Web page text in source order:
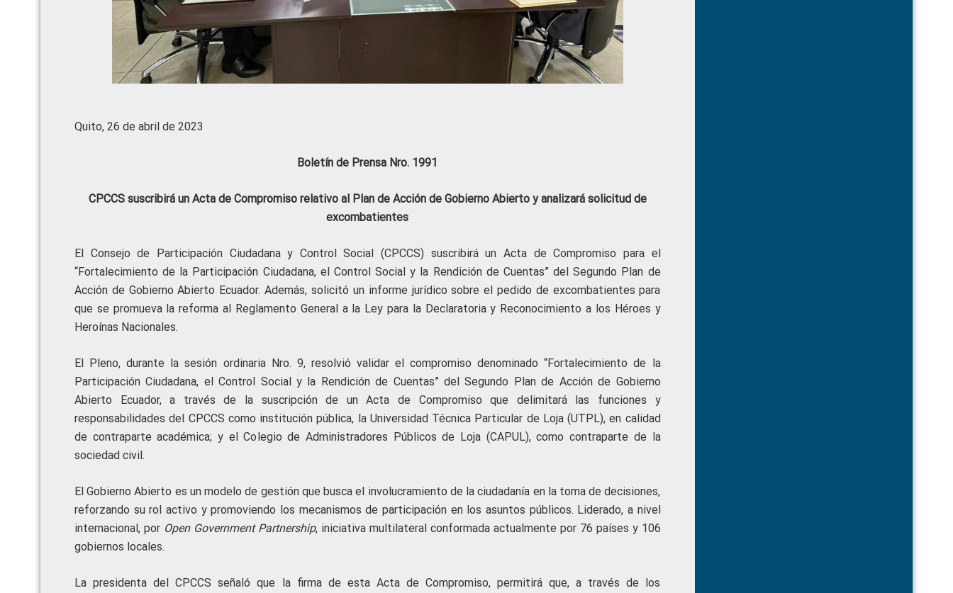
Quito, 26 de abril de 2023
Boletín de Prensa Nro. 1991
CPCCS suscribirá un Acta de Compromiso relativo al Plan de Acción de Gobierno Abierto y analizará solicitud de
excombatientes
El Consejo de Participación Ciudadana y Control Social (CPCCS) suscribirá un Acta de Compromiso para el
“Fortalecimiento de la Participación Ciudadana, el Control Social y la Rendición de Cuentas” del Segundo Plan de
Acción de Gobierno Abierto Ecuador. Además, solicitó un informe jurídico sobre el pedido de excombatientes para
que se promueva la reforma al Reglamento General a la Ley para la Declaratoria y Reconocimiento a los Héroes y
Heroínas Nacionales.
El Pleno, durante la sesión ordinaria Nro. 9, resolvió validar el compromiso denominado “Fortalecimiento de la
Participación Ciudadana, el Control Social y la Rendición de Cuentas” del Segundo Plan de Acción de Gobierno
Abierto Ecuador, a través de la suscripción de un Acta de Compromiso que delimitará las funciones y
responsabilidades del CPCCS como institución pública, la Universidad Técnica Particular de Loja (UTPL), en calidad
de contraparte académica; y el Colegio de Administradores Públicos de Loja (CAPUL), como contraparte de la
sociedad civil.
El Gobierno Abierto es un modelo de gestión que busca el involucramiento de la ciudadanía en la toma de decisiones,
reforzando su rol activo y promoviendo los mecanismos de participación en los asuntos públicos. Liderado, a nivel
internacional, por Open Government Partnership, iniciativa multilateral conformada actualmente por 76 países y 106
gobiernos locales.
La presidenta del CPCCS señaló que la firma de esta Acta de Compromiso, permitirá que, a través de los